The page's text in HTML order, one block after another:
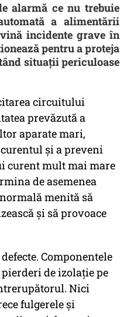
alarmă ce nu trebuie
a alimentării
incidente grave în
pentru a proteja
situații periculoase
circuitului
prevăzută a
aparate mari,
și a preveni
curent mult mai mare
de asemenea
menită să
și să provoace
Componentele
de izolație pe
Nici
fulgerele și